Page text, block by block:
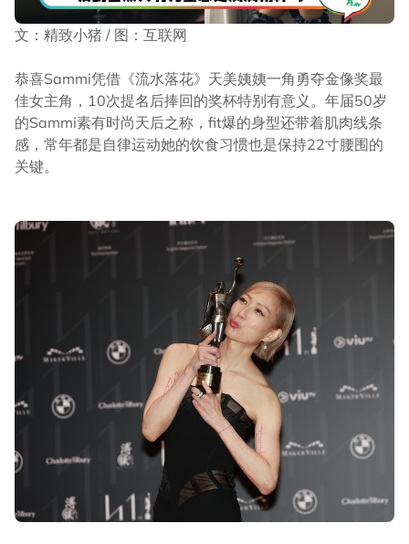
文：精致小猪 / 图：互联网
恭喜Sammi凭借《流水落花》天美姨姨一角勇夺金像奖最
佳女主角，10次提名后捧回的奖杯特别有意义。年届50岁
的Sammi素有时尚天后之称，fit爆的身型还带着肌肉线条
感，常年都是自律运动她的饮食习惯也是保持22寸腰围的
关键。